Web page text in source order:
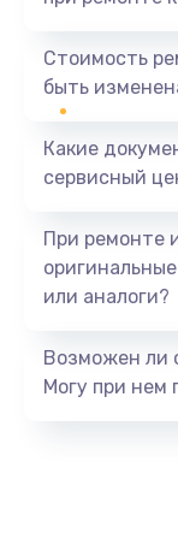
Замена
Стоимость
быть
Какие
сервисный
При ремонте
или аналоги?
Возможен ли
Могу при нем